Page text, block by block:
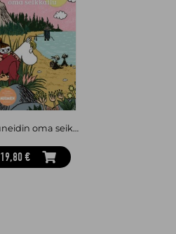
Niiskuneidin oma seikkailu
19,80 €